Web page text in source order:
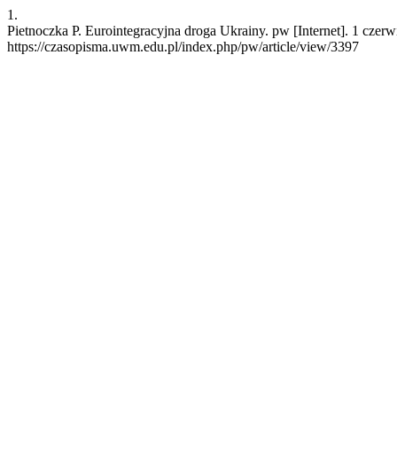
1.
Pietnoczka P. Eurointegracyjna droga Ukrainy. pw [Internet]. 1
https://czasopisma.uwm.edu.pl/index.php/pw/article/view/3397